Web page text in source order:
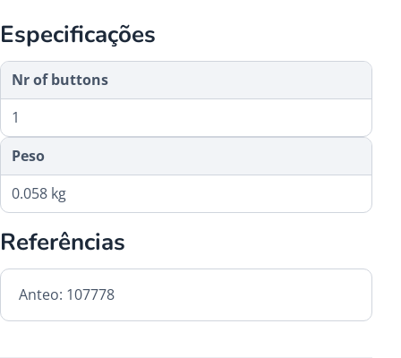
Especificações
Nr of buttons
1
Peso
0.058 kg
Referências
Anteo: 107778